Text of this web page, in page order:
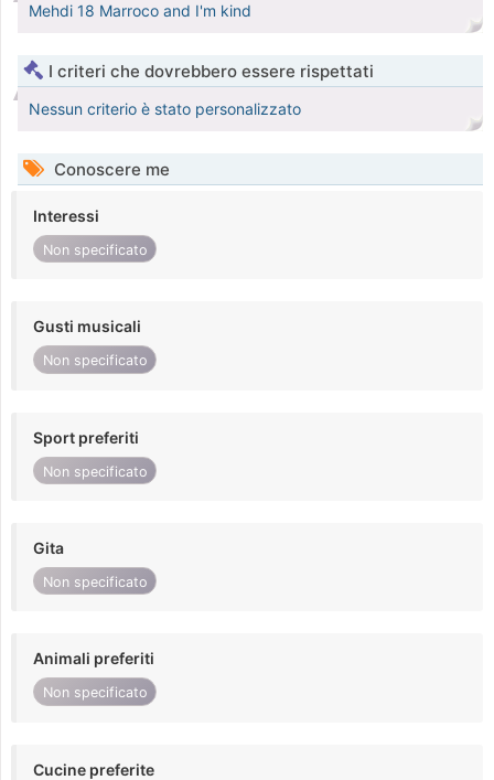
Mehdi 18 Marroco and I'm kind
I criteri che dovrebbero essere rispettati
Nessun criterio è stato personalizzato
Conoscere me
Interessi
Non specificato
Gusti musicali
Non specificato
Sport preferiti
Non specificato
Gita
Non specificato
Animali preferiti
Non specificato
Cucine preferite